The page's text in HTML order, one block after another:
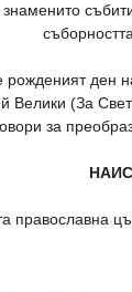
ден
Велики (За
за
православна